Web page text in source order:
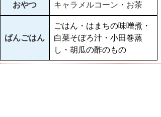
おやつ キャラメルコーン・お茶
ばんごはん
ごはん・はまちの味噌煮・
白菜そぼろ汁・小田巻蒸
し・胡瓜の酢のもの